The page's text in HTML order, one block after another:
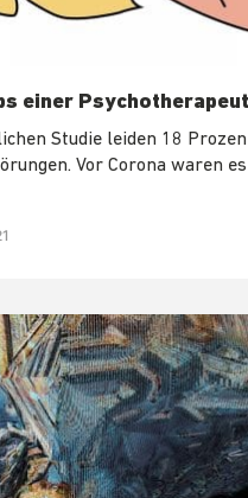
einer
Studie leiden 18
Vor Corona waren